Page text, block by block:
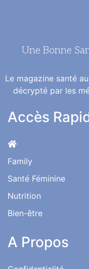
Une Bonne
Le magazine santé
décrypté par les
Accès
Family
Santé Féminine
Nutrition
Bien-être
A Propos